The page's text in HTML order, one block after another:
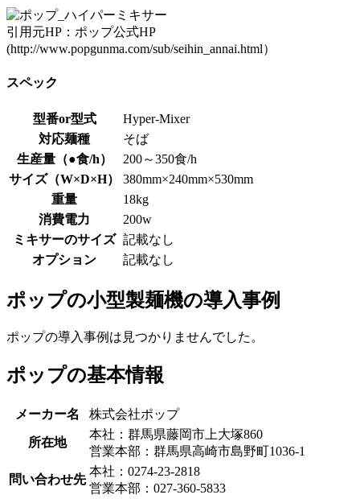
引用元HP：ポップ公式HP
(http://www.popgunma.com/sub/seihin_annai.html）
スペック
型番or型式
Hyper-Mixer
対応麺種
そば
生産量（●食/h）
200～350食/h
サイズ（W×D×H）
380mm×240mm×530mm
重量
18kg
消費電力
200w
ミキサーのサイズ 記載なし
オプション
記載なし
ポップの小型製麺機の導入事例
ポップの導入事例は見つかりませんでした。
ポップの基本情報
メーカー名 株式会社ポップ
所在地
本社：群馬県藤岡市上大塚860
営業本部：群馬県高崎市島野町1036-1
問い合わせ先
本社：0274-23-2818
営業本部：027-360-5833